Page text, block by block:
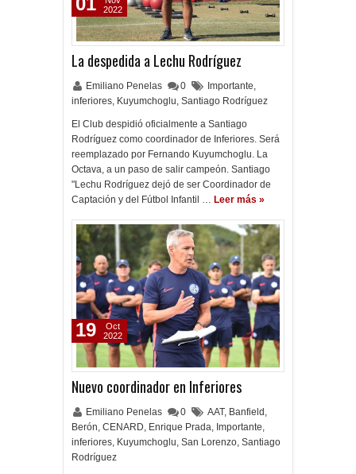
La despedida a Lechu Rodríguez
Emiliano Penelas 0 Importante,
inferiores, Kuyumchoglu, Santiago Rodríguez
El Club despidió oficialmente a Santiago
Rodríguez como coordinador de Inferiores. Será
reemplazado por Fernando Kuyumchoglu. La
Octava, a un paso de salir campeón. Santiago
"Lechu Rodríguez dejó de ser Coordinador de
Captación y del Fútbol Infantil … Leer más »
2022
Nuevo coordinador en Inferiores
Emiliano Penelas 0 AAT, Banfield ,
Berón, CENARD, Enrique Prada, Importante,
inferiores, Kuyumchoglu, San Lorenzo, Santiago
Rodríguez
19
Oct
2022